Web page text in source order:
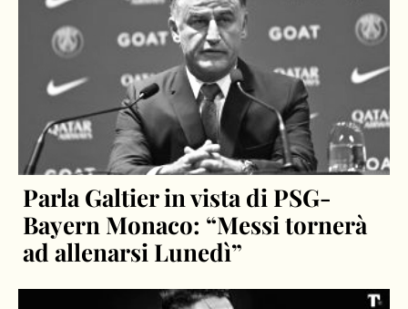
Parla Galtier in vista di PSG-
Bayern Monaco: “Messi tornerà
ad allenarsi Lunedì”